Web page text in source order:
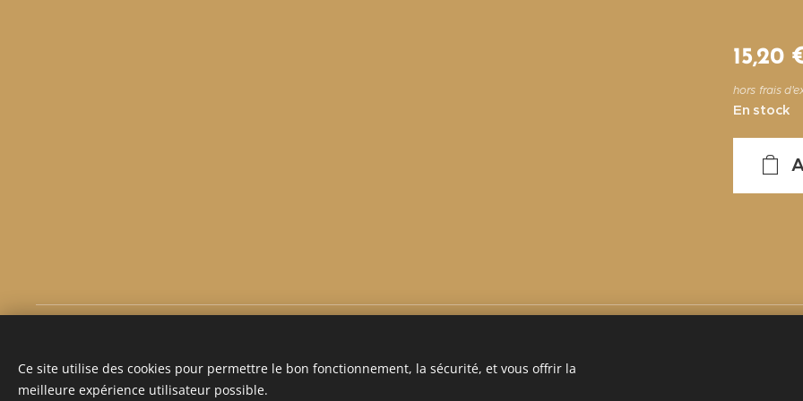
15,20
hors frais
En stock
Tous droits réservés © 2024 Caravel
Politique de confidentialité|Politique Vie Privée
Ce site utilise des cookies pour permettre le bon fonctionnement, la sécurité, et vous offrir la
meilleure expérience utilisateur possible.